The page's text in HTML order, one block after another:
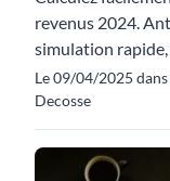
revenus 2024.
simulation
Le 09/04/2025
Decosse